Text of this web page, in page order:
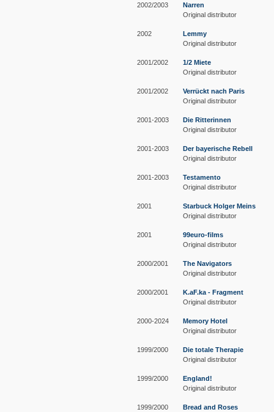
2002/2003
Narren
Original distributor
2002
Lemmy
Original distributor
2001/2002
1/2 Miete
Original distributor
2001/2002
Verrückt nach Paris
Original distributor
2001-2003
Die Ritterinnen
Original distributor
2001-2003
Der bayerische Rebell
Original distributor
2001-2003
Testamento
Original distributor
2001
Starbuck Holger Meins
Original distributor
2001
99euro-films
Original distributor
2000/2001
The Navigators
Original distributor
2000/2001
K.aF.ka - Fragment
Original distributor
2000-2024
Memory Hotel
Original distributor
1999/2000
Die totale Therapie
Original distributor
1999/2000
England!
Original distributor
1999/2000
Bread and Roses